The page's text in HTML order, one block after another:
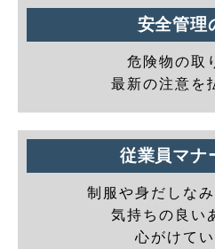
安全管理
危険物の取
最新の注意を
従業員マナ
制服や身だしな
気持ちの良い
心がけてい